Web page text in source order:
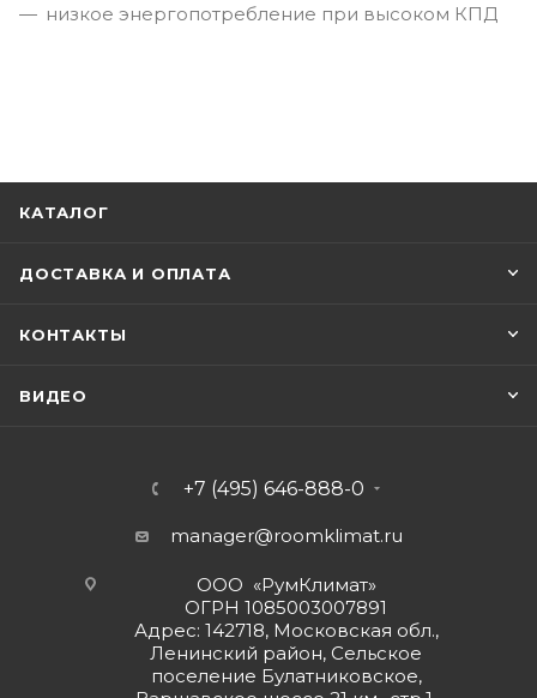
низкое энергопотребление при высоком КПД
КАТАЛОГ
ДОСТАВКА И ОПЛАТА
КОНТАКТЫ
ВИДЕО
+7 (495) 646-888-0
manager@roomklimat.ru
ООО «РумКлимат»
ОГРН 1085003007891
Адрес: 142718, Московская обл.,
Ленинский район, Сельское
поселение Булатниковское,